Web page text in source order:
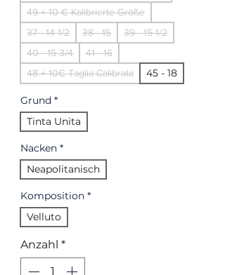
49 + 10 € Kalibrierte Größe
37 - 14 1/2
38 - 15
39 - 15 1/2
40 - 15 3/4
41 - 16
48 + 10€ Taglia Calibrata
45 - 18
Grund *
Tinta Unita
Nacken *
Neapolitanisch
Komposition *
Velluto
Anzahl *